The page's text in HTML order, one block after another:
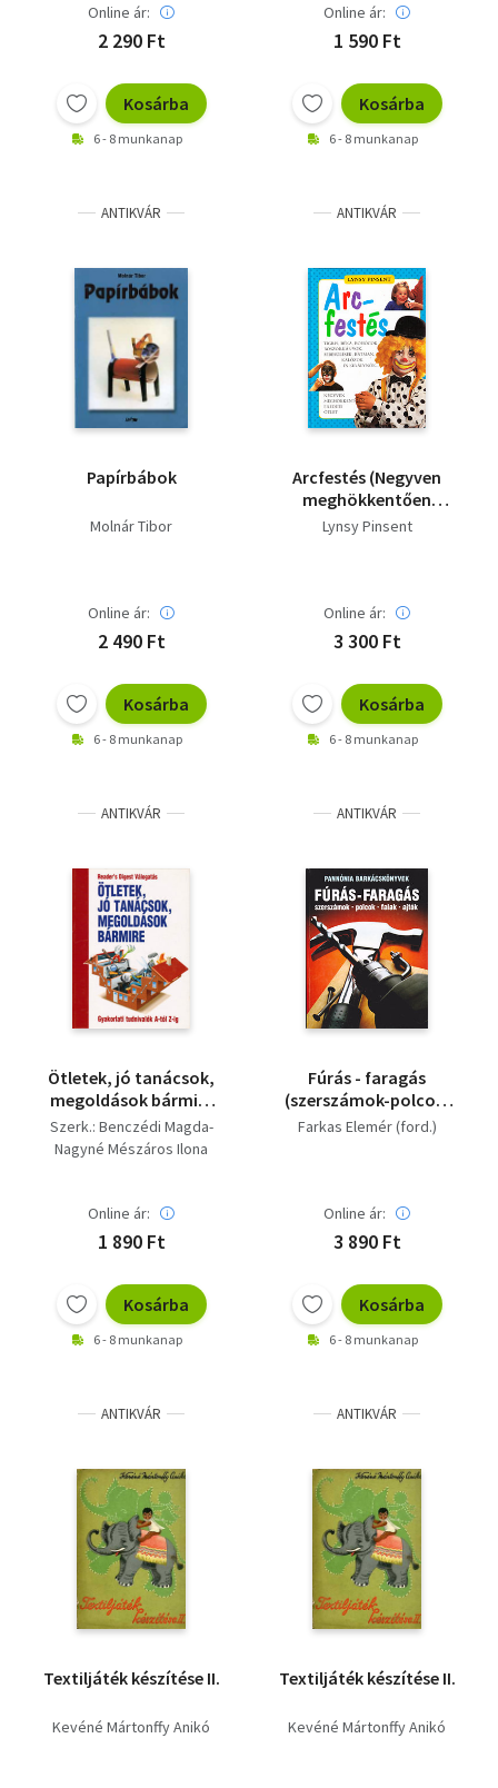
Online ár:
2 290 Ft
Kosárba
6 - 8 munkanap
Online ár:
1 590 Ft
Kosárba
6 - 8 munkanap
ANTIKVÁR
Papírbábok
Molnár Tibor
Online ár:
2 490 Ft
Kosárba
6 - 8 munkanap
ANTIKVÁR
Arcfestés (Negyven
meghökkentően
eredeti ötlet)
Lynsy Pinsent
Online ár:
3 300 Ft
Kosárba
6 - 8 munkanap
ANTIKVÁR
Ötletek, jó tanácsok,
megoldások bármire
(Gyakorlati tudnivalók
A-tól Z-ig)
Szerk.: Benczédi Magda-
Nagyné Mészáros Ilona
Online ár:
1 890 Ft
Kosárba
6 - 8 munkanap
ANTIKVÁR
Fúrás - faragás
(szerszámok-polcok-
falak-ajtók)
Farkas Elemér (ford.)
Online ár:
3 890 Ft
Kosárba
6 - 8 munkanap
ANTIKVÁR
Textiljáték készítése II.
Kevéné Mártonffy Anikó
ANTIKVÁR
Textiljáték készítése II.
Kevéné Mártonffy Anikó